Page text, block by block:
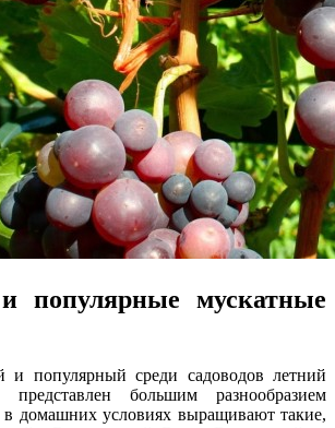
популярные мускатные
и популярный среди садоводов летний
большим разнообразием
в домашних условиях выращивают такие,